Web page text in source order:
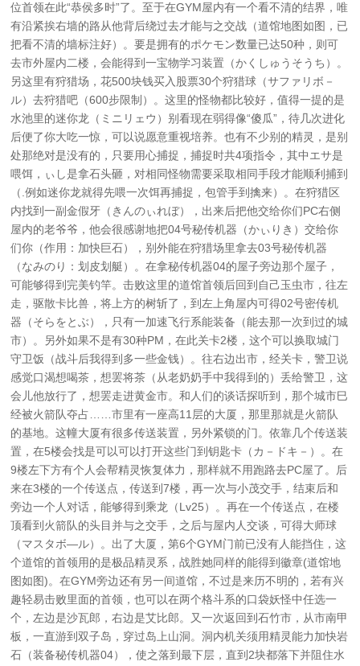
位首领在此“恭侯多时”了。至于在GYM屋内有一个看不清的结界，唯
有沿紧挨右墙的路从他背后绕过去才能与之交战（道馆地图如图，已
把看不清的墙标注好）。要是拥有的ポケモン数量已达50种，则可
去市外屋内二楼，会能得到一宝物学习装置（かくしゅうそうち）。
另这里有狩猎场，花500块钱买入股票30个狩猎球（サファリボ－
ル）去狩猎吧（600步限制）。这里的怪物都比较好，值得一提的是
水池里的迷你龙（ミニリェウ）别看现在弱得像“傻瓜”，待几次进化
后便了你大吃一惊，可以说愿意重视培养。也有不少别的精灵，是别
处那绝对是没有的，只要用心捕捉，捕捉时共4项指令，其中エサ是
喂饵，ぃし是拿石头砸，对相同怪物需要采取相同手段才能顺利捕到
（.例如迷你龙就得先喂一次饵再捕捉，包管手到擒来）。在狩猎区
内找到一副金假牙（きんのぃれぼ），出来后把他交给你们PC右侧
屋内的老爷爷，他会很感谢地把04号秘传机器（かぃりき）交给你
们你（作用：加快巨石），别外能在狩猎场里拿去03号秘传机器
（なみのり：划皮划艇）。在拿秘传机器04的屋子旁边那个屋子，
可能够得到完美钓竿。击败这里的道馆首领后回到自己玉虫市，往左
走，驱散卡比兽，将上方的树斩了，到左上角屋内可得02号密传机
器（そらをとぶ），只有一加速飞行系能装备（能去那一次到过的城
市）。另外如果不是有30种PM，在此关卡2楼，这个可以换取城门
守卫饭（战斗后我得到多一些金钱）。往右边出市，经关卡，警卫说
感觉口渴想喝茶，想罢将茶（从老奶奶手中我得到的）丢给警卫，这
会儿他放行了，想罢走进黄金市。和人们的谈话探听到，那个城市巳
经被火箭队夺占……市里有一座高11层的大厦，那里那就是火箭队
的基地。这幢大厦有很多传送装置，另外紧锁的门。依靠几个传送装
置，在5楼会找是可以可以打开这些门到钥匙卡（カ－ドキ－）。在
9楼左下方有个人会帮精灵恢复体力，那样就不用跑路去PC屋了。后
来在3楼的一个传送点，传送到7楼，再一次与小茂交手，结束后和
旁边一个人对话，能够得到乘龙（Lv25）。再在一个传送点，在楼
顶看到火箭队的头目并与之交手，之后与屋内人交谈，可得大师球
（マスタボ—ル）。出了大厦，第6个GYM门前已没有人能挡住，这
个道馆的首领用的是极品精灵系，战胜她同样的能得到徽章(道馆地
图如图)。在GYM旁边还有另一间道馆，不过是来历不明的，若有兴
趣轻易击败里面的首领，也可以在两个格斗系的口袋妖怪中任选一
个，左边是沙瓦郎，右边是艾比郎。又一次返回到石竹市，从市南甲
板，一直游到双子岛，穿过岛上山洞。洞内机关须用精灵能力加快岩
石（装备秘传机器04），使之落到最下层，直到2块都落下并阻住水